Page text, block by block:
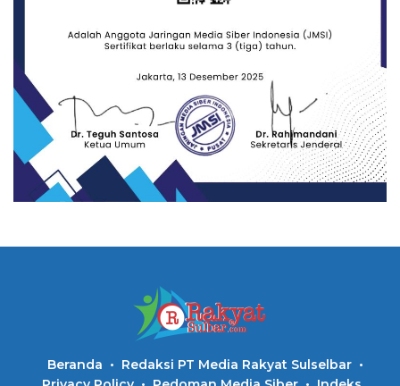
Beranda
Redaksi PT Media Rakyat Sulselbar